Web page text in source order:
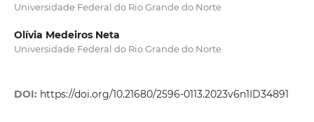
Universidade Federal do Rio Grande do Norte
Olívia Medeiros Neta
Universidade Federal do Rio Grande do Norte
DOI: https://doi.org/10.21680/2596-0113.2023v6n1ID34891